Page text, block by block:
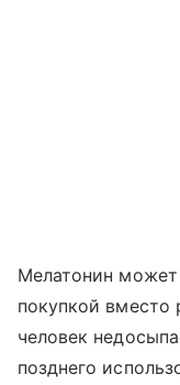
Мелатонин может
покупкой
человек
позднего